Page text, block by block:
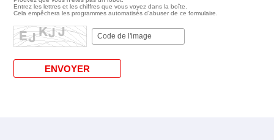
Entrez les lettres et les chiffres que vous voyez dans la boîte.
Cela empêchera les programmes automatisés d’abuser de ce formulaire.